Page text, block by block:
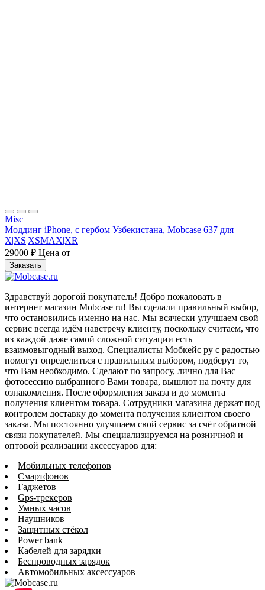
Misc
Моддинг iPhone, с гербом Узбекистана, Mobcase 637 для
X|XS|XSMAX|XR
29000 ₽ Цена от
Заказать
Здравствуй дорогой покупатель! Добро пожаловать в
интернет магазин Mobcase ru! Вы сделали правильный выбор,
что остановились именно на нас. Мы всячески улучшаем свой
сервис всегда идём навстречу клиенту, поскольку считаем, что
из каждой даже самой сложной ситуации есть
взаимовыгодный выход. Специалисты Мобкейс ру с радостью
помогут определиться с правильным выбором, подберут то,
что Вам необходимо. Сделают по запросу, лично для Вас
фотосессию выбранного Вами товара, вышлют на почту для
ознакомления. После оформления заказа и до момента
получения клиентом товара. Сотрудники магазина держат под
контролем доставку до момента получения клиентом своего
заказа. Мы постоянно улучшаем свой сервис за счёт обратной
связи покупателей. Мы специализируемся на розничной и
оптовой реализации аксессуаров для:
Мобильных телефонов
Смартфонов
Гаджетов
Gps-трекеров
Умных часов
Наушников
Защитных стёкол
Power bank
Кабелей для зарядки
Беспроводных зарядок
Автомобильных аксессуаров